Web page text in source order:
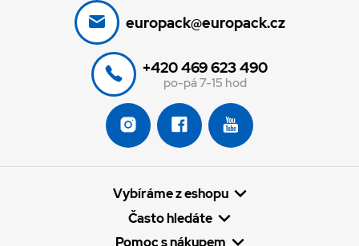
europack@europack.cz
+420 469 623 490
po-pá 7-15 hod
Vybíráme z eshopu
Často hledáte